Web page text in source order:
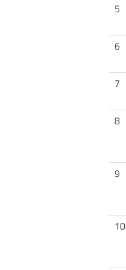
5
6
7
8
9
10